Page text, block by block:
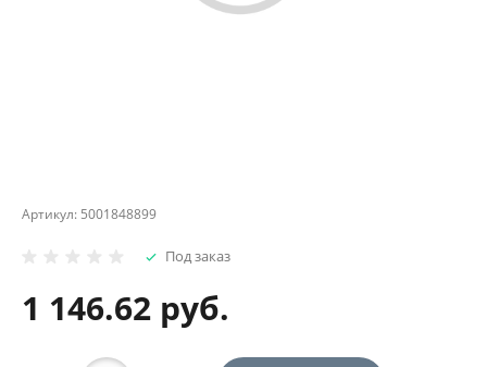
Артикул: 5001848899
Под заказ
1 146.62 руб.